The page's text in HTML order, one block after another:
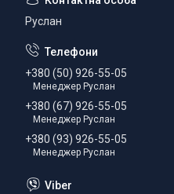
Руслан
+380 (50) 926-55-05
Менеджер Руслан
+380 (67) 926-55-05
Менеджер Руслан
+380 (93) 926-55-05
Менеджер Руслан